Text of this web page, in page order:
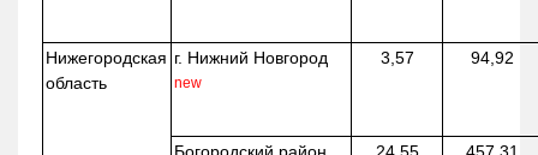
Нижегородская
область
г. Нижний Новгород
new
3,57 94,92
Богородский район,
24,55 457,31